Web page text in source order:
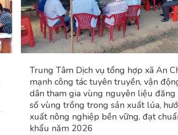
Trung Tâm Dịch vụ tổng hợp xã An
mạnh công tác tuyên truyền, vận
dân tham gia vùng nguyên liệu đăng
số vùng trồng trong sản xuất lúa,
xuất nông nghiệp bền vững, đạt
khẩu năm 2026